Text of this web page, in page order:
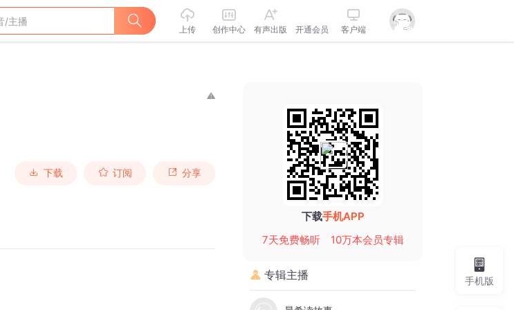
上传 创作中心 有声出版 开通会员 客户端
下载 订阅 分享
下载手机APP
7天免费畅听
10万本会员专辑
专辑主播 手机版